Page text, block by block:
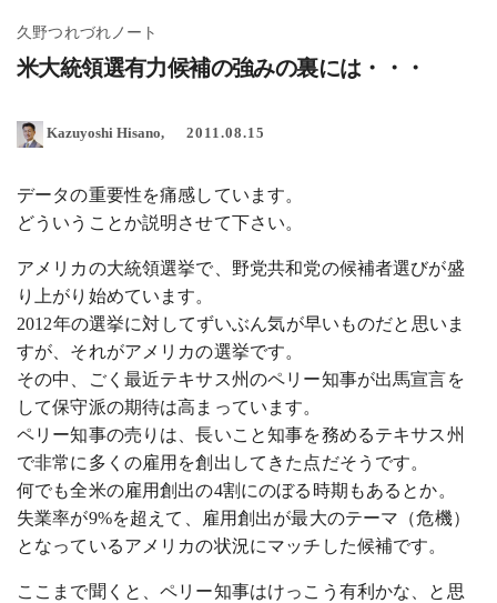
久野つれづれノート
米大統領選有力候補の強みの裏には・・・
Kazuyoshi Hisano 2011.08.15
データの重要性を痛感しています。
どういうことか説明させて下さい。
アメリカの大統領選挙で、野党共和党の候補者選びが盛
り上がり始めています。
2012年の選挙に対してずいぶん気が早いものだと思いま
すが、それがアメリカの選挙です。
その中、ごく最近テキサス州のペリー知事が出馬宣言を
して保守派の期待は高まっています。
ペリー知事の売りは、長いこと知事を務めるテキサス州
で非常に多くの雇用を創出してきた点だそうです。
何でも全米の雇用創出の4割にのぼる時期もあるとか。
失業率が9%を超えて、雇用創出が最大のテーマ（危機）
となっているアメリカの状況にマッチした候補です。
ここまで聞くと、ペリー知事はけっこう有利かな、と思